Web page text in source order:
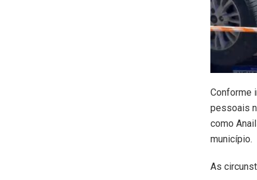
Conforme
pessoais
como
município.
As